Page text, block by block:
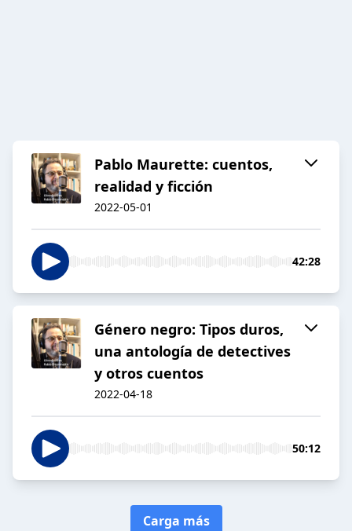
Pablo Maurette: cuentos,
realidad y ficción
2022-05-01
42:28
Género negro: Tipos duros,
una antología de detectives
y otros cuentos
2022-04-18
50:12
Carga más